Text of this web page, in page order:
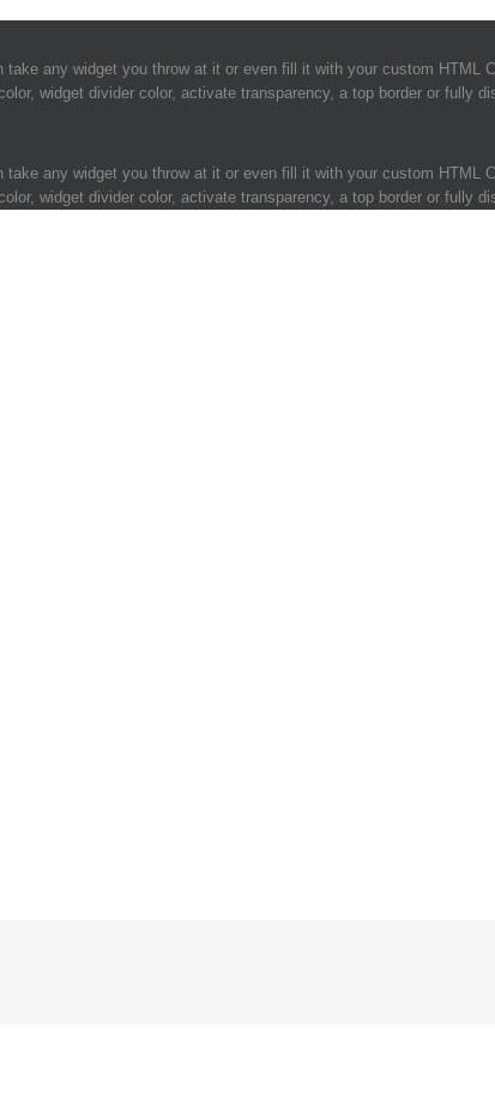
any widget you throw at it or even fill it with your custom HTML
widget divider color, activate transparency, a top border or fully
any widget you throw at it or even fill it with your custom HTML
widget divider color, activate transparency, a top border or fully